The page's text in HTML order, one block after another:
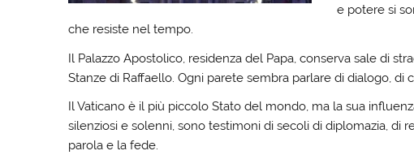
e potere si
che resiste nel tempo.
Il Palazzo Apostolico, residenza del Papa, conserva sale di
Stanze di Raffaello. Ogni parete sembra parlare di dialogo, di
Il Vaticano è il più piccolo Stato del mondo, ma la sua
silenziosi e solenni, sono testimoni di secoli di diplomazia, di
parola e la fede.